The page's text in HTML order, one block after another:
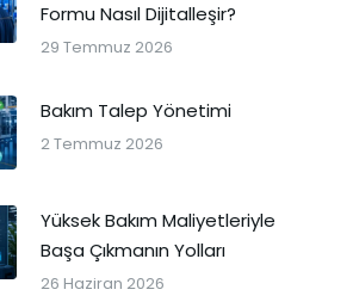
Formu Nasıl Dijitalleşir?
29 Temmuz 2026
Bakım Talep Yönetimi
2 Temmuz 2026
Yüksek Bakım Maliyetleriyle
Başa Çıkmanın Yolları
26 Haziran 2026